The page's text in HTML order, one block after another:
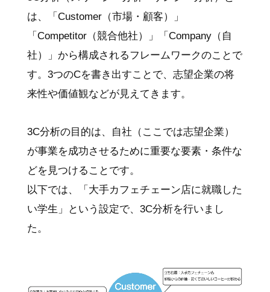
は、「Customer（市場・顧客）」
「Competitor（競合他社）」「Company（自
社）」から構成されるフレームワークのことで
す。3つのCを書き出すことで、志望企業の将
来性や価値観などが見えてきます。
3C分析の目的は、自社（ここでは志望企業）
が事業を成功させるために重要な要素・条件な
どを見つけることです。
以下では、「大手カフェチェーン店に就職した
い学生」という設定で、3C分析を行いまし
た。